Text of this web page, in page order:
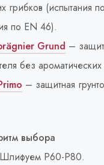
(испытания
по EN 46).
Grund –
без
– защитная
выбора
Р60-Р80.